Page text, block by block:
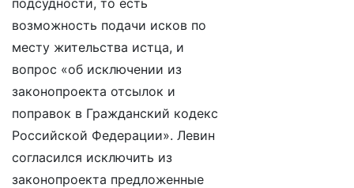
подсудности, то есть
возможность подачи исков по
месту жительства истца, и
вопрос «об исключении из
законопроекта отсылок и
поправок в Гражданский кодекс
Российской Федерации». Левин
согласился исключить из
законопроекта предложенные